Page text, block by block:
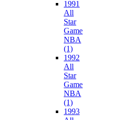
1991
All
Star
Game
NBA
(1)
1992
All
Star
Game
NBA
(1)
1993